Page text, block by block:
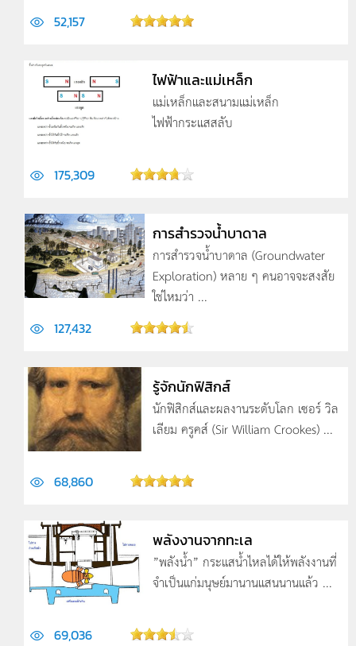
52,157
ไฟฟ้าและแม่เหล็ก
แม่เหล็กและสนามแม่เหล็ก
ไฟฟ้ากระแสสลับ
175,309
การสำรวจน้ำบาดาล
การสำรวจน้ำบาดาล (Groundwater
Exploration) หลาย ๆ คนอาจจะสงสัย
ใช่ไหมว่า ...
127,432
รู้จักนักฟิสิกส์
นักฟิสิกส์และผลงานระดับโลก เซอร์ วิล
เลียม ครูคส์ (Sir William Crookes) ...
68,860
พลังงานจากทะเล
”พลังน้ำ” กระแสน้ำไหลได้ให้พลังงานที่
จำเป็นแก่มนุษย์มานานแสนนานแล้ว ...
69,036